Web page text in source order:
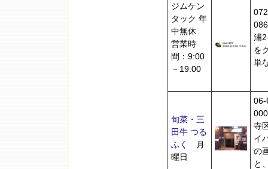
ジムケン
タック 年
中無休
営業時
間：9:00
－19:00
浦
を
単
旬菜・三
田牛 つる
ふく
月
曜日
寺
イ
の
と